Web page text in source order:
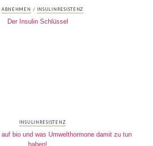
ABNEHMEN / INSULINRESISTENZ
Der Insulin Schlüssel
INSULINRESISTENZ
bio und was Umwelthormone damit zu tun
haben!